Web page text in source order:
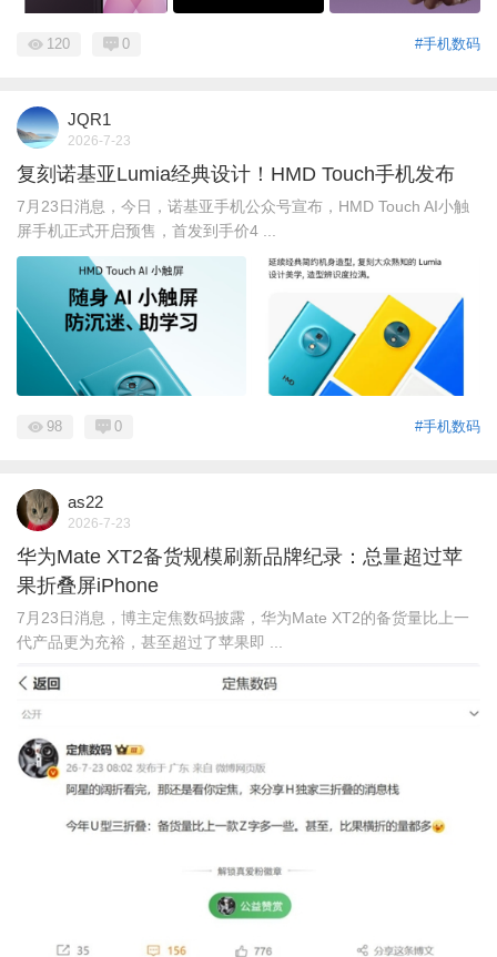
#手机数码
120 0
JQR1
2026-7-23
复刻诺基亚Lumia经典设计！HMD Touch手机发布
7月23日消息，今日，诺基亚手机公众号宣布，HMD Touch AI小触
屏手机正式开启预售，首发到手价4 ...
#手机数码
98 0
as22
2026-7-23
华为Mate XT2备货规模刷新品牌纪录：总量超过苹
果折叠屏iPhone
7月23日消息，博主定焦数码披露，华为Mate XT2的备货量比上一
代产品更为充裕，甚至超过了苹果即 ...